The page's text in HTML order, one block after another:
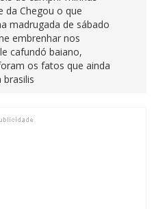
da Chegou o que
madrugada de sábado
embrenhar nos
cafundó baiano,
os fatos que ainda